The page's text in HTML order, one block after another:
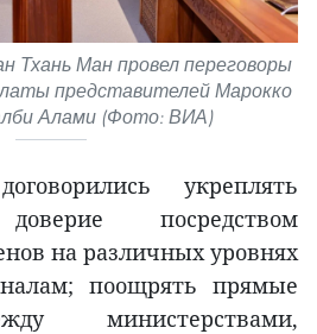
Тхань Ман провел переговоры
представителей Марокко
Алами (Фото: ВИА)
укреплять
посредством
на различных уровнях
поощрять прямые
министерствами,